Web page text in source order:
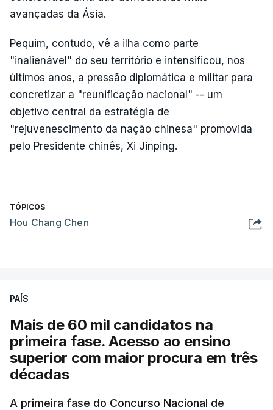
avançadas da Ásia.
Pequim, contudo, vê a ilha como parte
"inalienável" do seu território e intensificou, nos
últimos anos, a pressão diplomática e militar para
concretizar a "reunificação nacional" -- um
objetivo central da estratégia de
"rejuvenescimento da nação chinesa" promovida
pelo Presidente chinês, Xi Jinping.
TÓPICOS
Hou Chang Chen
PAÍS
Mais de 60 mil candidatos na
primeira fase. Acesso ao ensino
superior com maior procura em três
décadas
A primeira fase do Concurso Nacional de